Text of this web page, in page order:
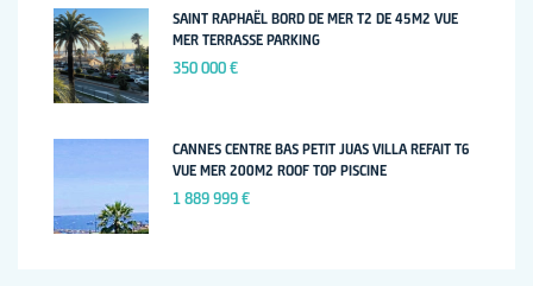
SAINT RAPHAËL BORD DE MER T2 DE 45M2 VUE
MER TERRASSE PARKING
350 000 €
CANNES CENTRE BAS PETIT JUAS VILLA REFAIT T6
VUE MER 200M2 ROOF TOP PISCINE
1 889 999 €